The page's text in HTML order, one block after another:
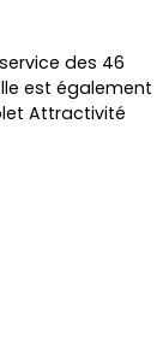
des 46
est également
Attractivité